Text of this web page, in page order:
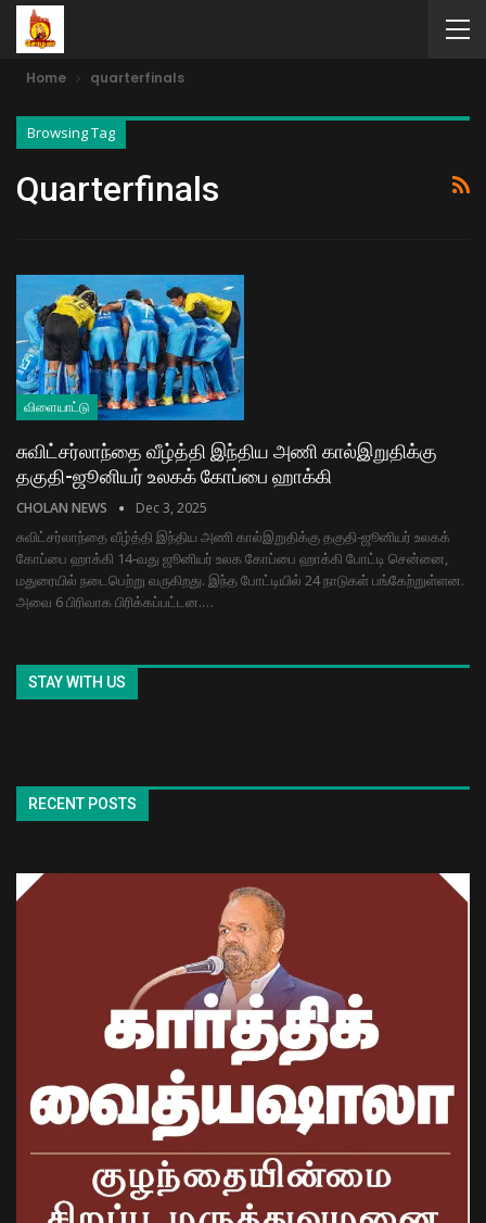
Home quarterfinals
Browsing Tag
Quarterfinals
விளையாட்டு
சுவிட்சர்லாந்தை வீழ்த்தி இந்திய அணி கால்இறுதிக்கு
தகுதி-ஜூனியர் உலகக் கோப்பை ஹாக்கி
CHOLAN NEWS Dec 3, 2025
சுவிட்சர்லாந்தை வீழ்த்தி இந்திய அணி கால்இறுதிக்கு தகுதி-ஜூனியர் உலகக்
கோப்பை ஹாக்கி 14-வது ஜூனியர் உலக கோப்பை ஹாக்கி போட்டி சென்னை,
மதுரையில் நடைபெற்று வருகிறது. இந்த போட்டியில் 24 நாடுகள் பங்கேற்றுள்ளன.
அவை 6 பிரிவாக பிரிக்கப்பட்டன.…
STAY WITH US
RECENT POSTS